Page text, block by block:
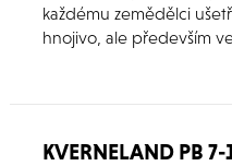
každému zemědělci
hnojivo, ale především
KVERNELAND PB